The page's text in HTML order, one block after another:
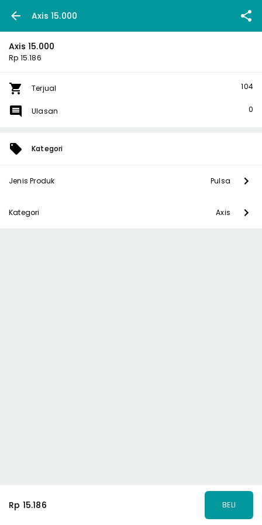
Axis 15.000
Axis 15.000
Rp 15.186
Terjual 104
Ulasan 0
Kategori
Jenis Produk Pulsa
Kategori Axis
Rp 15.186 BELI